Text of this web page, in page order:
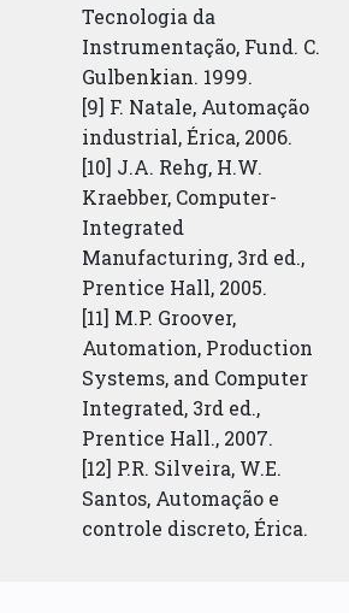
Tecnologia da
Instrumentação, Fund. C.
Gulbenkian. 1999.
[9] F. Natale, Automação
industrial, Érica, 2006.
[10] J.A. Rehg, H.W.
Kraebber, Computer-
Integrated
Manufacturing, 3rd ed.,
Prentice Hall, 2005.
[11] M.P. Groover,
Automation, Production
Systems, and Computer
Integrated, 3rd ed.,
Prentice Hall., 2007.
[12] P.R. Silveira, W.E.
Santos, Automação e
controle discreto, Érica.